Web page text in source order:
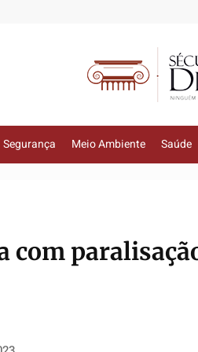
Segurança Meio Ambiente Saúde
com